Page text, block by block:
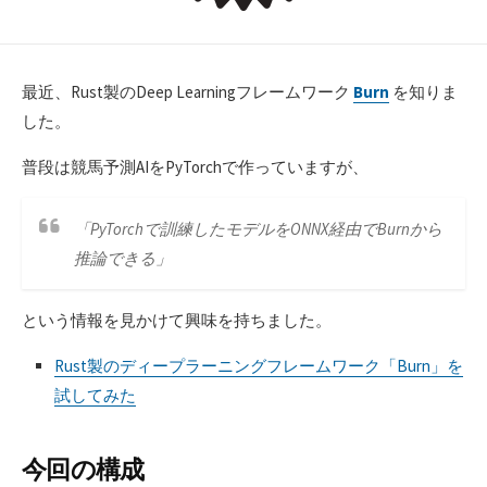
最近、Rust製のDeep Learningフレームワーク Burn を知りま
した。
普段は競馬予測AIをPyTorchで作っていますが、
「PyTorchで訓練したモデルをONNX経由でBurnから
推論できる」
という情報を見かけて興味を持ちました。
Rust製のディープラーニングフレームワーク「Burn」を
試してみた
今回の構成